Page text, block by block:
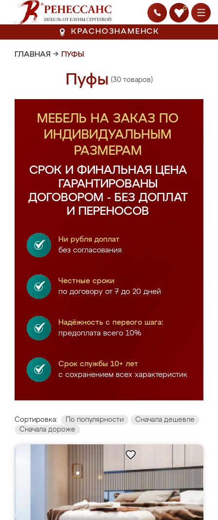
0
КРАСНОЗНАМЕНСК
ГЛАВНАЯ → ПУФЫ
Пуфы (30 товаров)
МЕБЕЛЬ НА ЗАКАЗ ПО
ИНДИВИДУАЛЬНЫМ
РАЗМЕРАМ
СРОК И ФИНАЛЬНАЯ ЦЕНА
ГАРАНТИРОВАНЫ
ДОГОВОРОМ - БЕЗ ДОПЛАТ
И ПЕРЕНОСОВ
Ни рубля доплат
без согласования
Честные сроки
по договору от 7 до 20 дней
Надёжность с первого шага:
предоплата всего 10%
Срок службы 10+ лет
с сохранением всех характеристик
Сортировка: По популярности
Сначала дешевле
Сначала дороже